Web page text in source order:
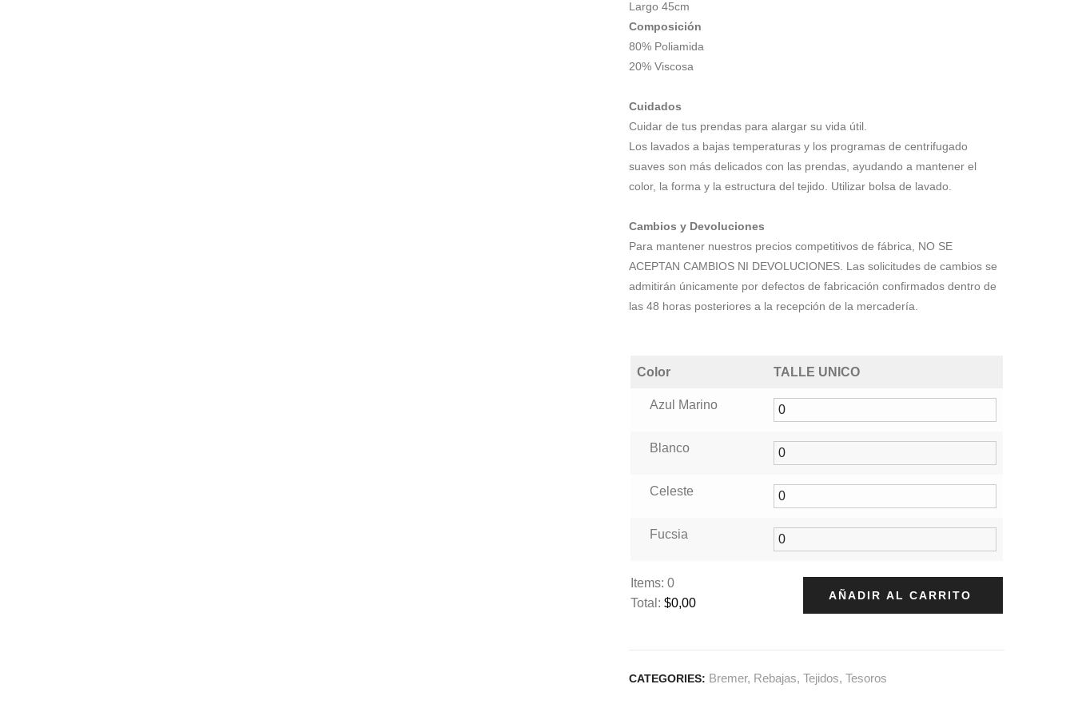
Largo 45cm
Composición
80% Poliamida
20% Viscosa
Cuidados
Cuidar de tus prendas para alargar su vida útil.
Los lavados a bajas temperaturas y los programas de centrifugado
suaves son más delicados con las prendas, ayudando a mantener el
color, la forma y la estructura del tejido. Utilizar bolsa de lavado.
Cambios y Devoluciones
Para mantener nuestros precios competitivos de fábrica, NO SE
ACEPTAN CAMBIOS NI DEVOLUCIONES. Las solicitudes de cambios se
admitirán únicamente por defectos de fabricación confirmados dentro de
las 48 horas posteriores a la recepción de la mercadería.
Color TALLE UNICO
Azul Marino
Blanco
Celeste
Fucsia
Items: 0
Total : $0,00
e
AÑADIR AL CARRITO
CATEGORIES: Bremer, Rebajas, Tejidos, Tesoros